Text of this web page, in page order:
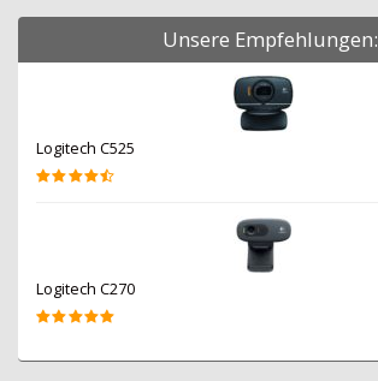
Unsere Empfehlungen:
Logitech C525
Logitech C270